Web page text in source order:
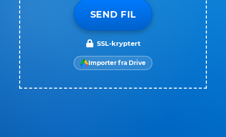
SEND FIL
SSL-kryptert
Importer fra Drive